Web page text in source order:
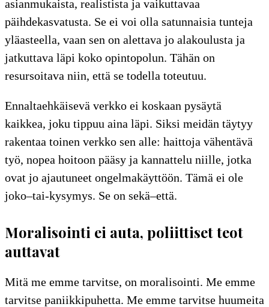
asianmukaista, realistista ja vaikuttavaa
päihdekasvatusta. Se ei voi olla satunnaisia tunteja
yläasteella, vaan sen on alettava jo alakoulusta ja
jatkuttava läpi koko opintopolun. Tähän on
resursoitava niin, että se todella toteutuu.
Ennaltaehkäisevä verkko ei koskaan pysäytä
kaikkea, joku tippuu aina läpi. Siksi meidän täytyy
rakentaa toinen verkko sen alle: haittoja vähentävä
työ, nopea hoitoon pääsy ja kannattelu niille, jotka
ovat jo ajautuneet ongelmakäyttöön. Tämä ei ole
joko–tai-kysymys. Se on sekä–että.
Moralisointi ei auta, poliittiset teot
auttavat
Mitä me emme tarvitse, on moralisointi. Me emme
tarvitse paniikkipuhetta. Me emme tarvitse huumeita